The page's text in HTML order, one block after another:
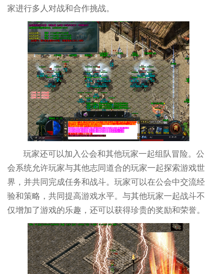
家进行多人对战和合作挑战。
玩家还可以加入公会和其他玩家一起组队冒险。公
会系统允许玩家与其他志同道合的玩家一起探索游戏世
界，并共同完成任务和战斗。玩家可以在公会中交流经
验和策略，共同提高游戏水平。与其他玩家一起战斗不
仅增加了游戏的乐趣，还可以获得珍贵的奖励和荣誉。